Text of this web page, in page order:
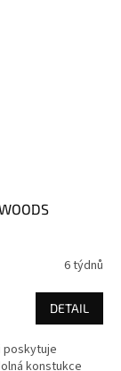
6 týdnů
DETAIL
poskytuje
konstukce